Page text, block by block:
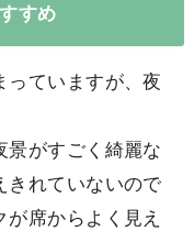
すめ
っていますが、夜
景がすごく綺麗な
きれていないので
席からよく見え